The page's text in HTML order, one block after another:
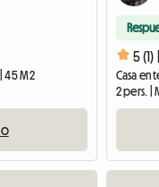
45 M2
5 (1) |
Casa
2 pers. |